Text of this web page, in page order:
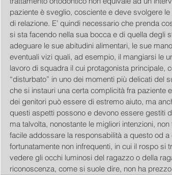
paziente è sveglio, cosciente e deve svolgere
di relazione. E’ quindi necessario che prenda
si sta facendo nella sua bocca e di quella degli
adeguare le sue abitudini alimentari, le sue
eventuali vizi quali, ad esempio, il mangiarsi le
lavoro di squadra il cui protagonista principale,
“disturbato” in uno dei momenti più delicati del
che si instauri una certa complicità fra paziente
dei genitori può essere di estremo aiuto, ma
questi aspetti possono e devono essere gestiti
ma talvolta, nonostante le migliori intenzioni,
facile addossare la responsabilità a questo od a
fortunatamente non infrequenti, in cui il rospo si
vedere gli occhi luminosi del ragazzo o della
riconoscenza, come si suole dire, non ha